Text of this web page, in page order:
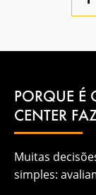
PORQUE É
CENTER
Muitas
simples: